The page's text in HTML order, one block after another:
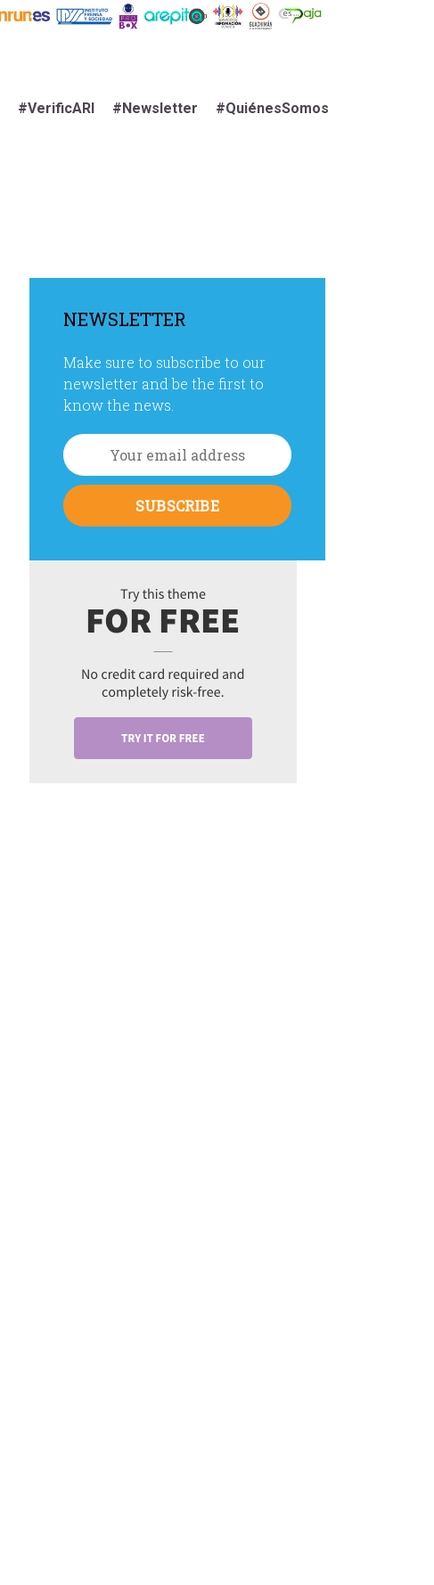
#VerificARI #Newsletter #QuiénesSomos
NEWSLETTER
Make sure to subscribe to our
newsletter and be the first to
know the news.